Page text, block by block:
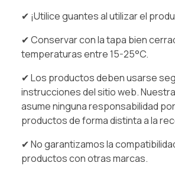
✔ ¡Utilice guantes al utilizar el
✔ Conservar con la tapa bien
temperaturas entre 15-25°C.
✔ Los productos deben usarse
instrucciones del sitio web.
asume ninguna responsabilidad
productos de forma distinta a la
✔ No garantizamos la
productos con otras marcas.